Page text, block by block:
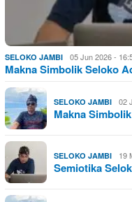
SELOKO JAMBI 05 Jun 2026 -
Makna Simbolik Seloko
SELOKO JAMBI 02
Makna
SELOKO JAMBI 19
Semiotika